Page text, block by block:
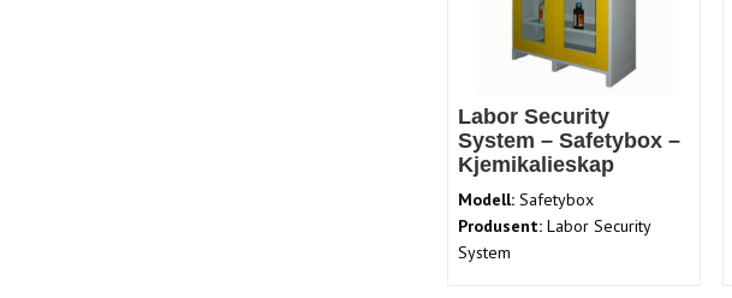
Labor Security
System – Safetybox –
Kjemikalieskap
Modell: Safetybox
Produsent: Labor Security
System